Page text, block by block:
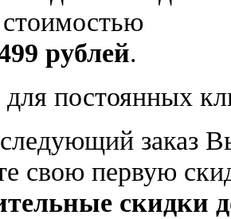
стоимостью
рублей.
постоянных
заказ
свою первую
скидки